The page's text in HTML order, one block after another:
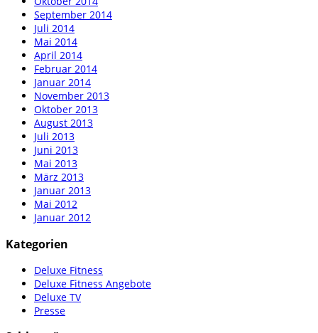
September 2014
Juli 2014
Mai 2014
April 2014
Februar 2014
Januar 2014
November 2013
Oktober 2013
August 2013
Juli 2013
Juni 2013
Mai 2013
März 2013
Januar 2013
Mai 2012
Januar 2012
Kategorien
Deluxe Fitness
Deluxe Fitness Angebote
Deluxe TV
Presse